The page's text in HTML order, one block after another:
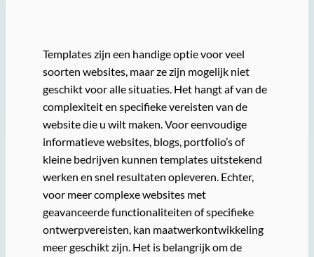
Templates zijn een handige optie voor veel
soorten websites, maar ze zijn mogelijk niet
geschikt voor alle situaties. Het hangt af van de
complexiteit en specifieke vereisten van de
website die u wilt maken. Voor eenvoudige
informatieve websites, blogs, portfolio’s of
kleine bedrijven kunnen templates uitstekend
werken en snel resultaten opleveren. Echter,
voor meer complexe websites met
geavanceerde functionaliteiten of specifieke
ontwerpvereisten, kan maatwerkontwikkeling
meer geschikt zijn. Het is belangrijk om de